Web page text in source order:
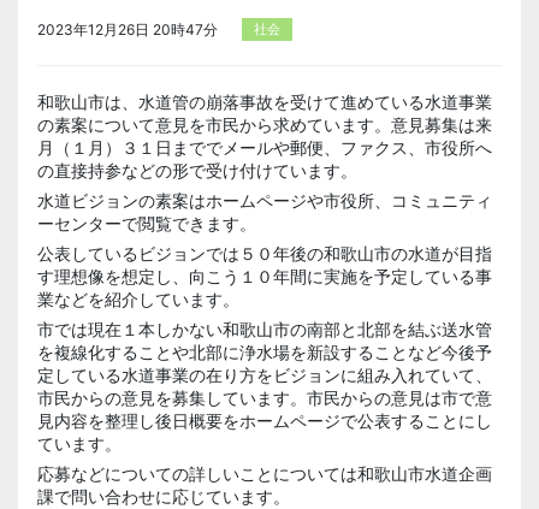
2023年12月26日 20時47分 社会
和歌山市は、水道管の崩落事故を受けて進めている水道事業
の素案について意見を市民から求めています。意見募集は来
月（１月）３１日まででメールや郵便、ファクス、市役所へ
の直接持参などの形で受け付けています。
水道ビジョンの素案はホームページや市役所、コミュニティ
ーセンターで閲覧できます。
公表しているビジョンでは５０年後の和歌山市の水道が目指
す理想像を想定し、向こう１０年間に実施を予定している事
業などを紹介しています。
市では現在１本しかない和歌山市の南部と北部を結ぶ送水管
を複線化することや北部に浄水場を新設することなど今後予
定している水道事業の在り方をビジョンに組み入れていて、
市民からの意見を募集しています。市民からの意見は市で意
見内容を整理し後日概要をホームページで公表することにし
ています。
応募などについての詳しいことについては和歌山市水道企画
課で問い合わせに応じています。